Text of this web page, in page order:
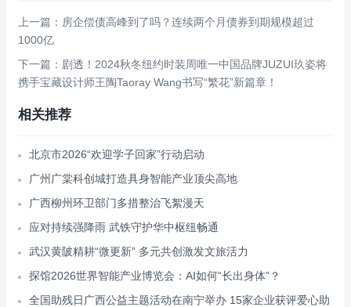
上一篇：房企偿债高峰到了吗？连续两个月债券到期规模超过
1000亿
下一篇：剧透！2024秋冬纽约时装周唯一中国品牌JUZUI玖姿将
携手宝藏设计师王陶Taoray Wang书写“繁花”新篇章！
相关推荐
北京市2026“欢迎学子回家”行动启动
广州广棠科创城打造具身智能产业顶尖高地
广西柳州环卫部门多措整治飞絮漫天
应对持续强降雨 武铁守护华中枢纽畅通
武汉黄陂精耕“微更新” 多元共创激发文旅活力
探馆2026世界智能产业博览会：AI如何“长出身体”？
全国助残日广西公益主题活动在南宁举办 15家企业获评爱心助